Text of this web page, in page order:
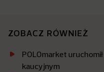
ZOBACZ RÓWNIEŻ
POLOmarket
kaucyjnym